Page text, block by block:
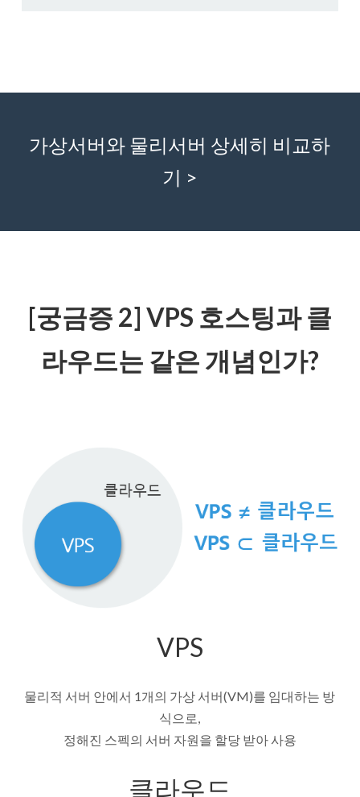
가상서버와 물리서버 상세히 비교하
기 >
[궁금증 2] VPS 호스팅과 클
라우드는 같은 개념인가?
VPS
물리적 서버 안에서 1개의 가상 서버(VM)를 임대하는 방
식으로,
정해진 스펙의 서버 자원을 할당 받아 사용
클라우드